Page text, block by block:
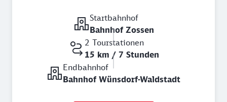
Startbahnhof
Bahnhof Zossen
2 Tourstationen
15 km / 7 Stunden
Endbahnhof
Bahnhof Wünsdorf-Waldstadt